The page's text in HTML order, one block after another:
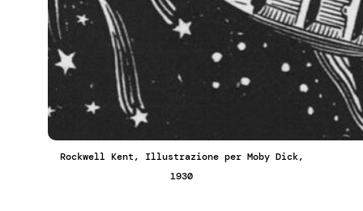
Rockwell Kent, Illustrazione per Moby Dick,
1930